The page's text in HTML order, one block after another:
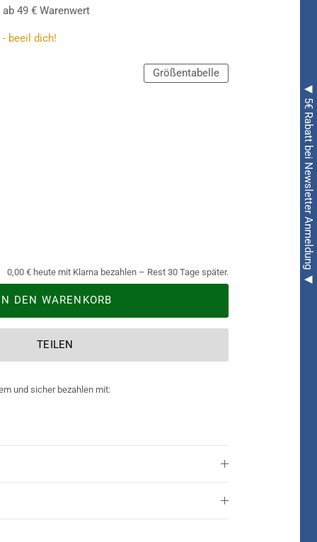
◀ 5€ Rabatt bei Newsletter Anmeldung ◀
49 € Warenwert
beeil dich!
Größentabelle
0,00 € heute mit Klarna bezahlen – Rest 30 Tage später.
IN DEN WARENKORB
TEILEN
und sicher bezahlen mit: